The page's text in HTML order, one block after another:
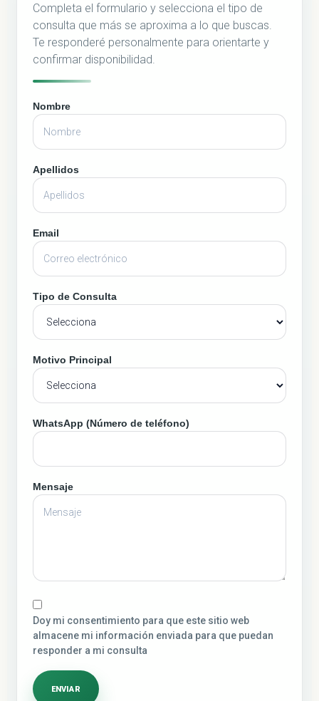
Completa el formulario y selecciona el tipo de
consulta que más se aproxima a lo que buscas.
Te responderé personalmente para orientarte y
confirmar disponibilidad.
Nombre
Apellidos
Email
Tipo de Consulta
Motivo Principal
WhatsApp (Número de teléfono)
Mensaje
Doy mi consentimiento para que este sitio web
almacene mi información enviada para que puedan
responder a mi consulta
ENVIAR